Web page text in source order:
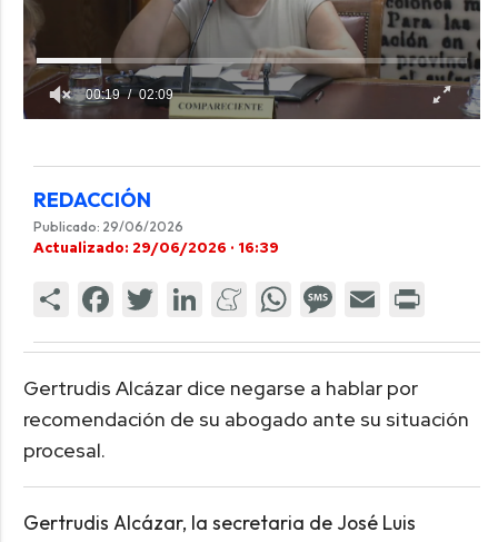
00:19 02:09
REDACCIÓN
Publicado: 29/06/2026
Actualizado: 29/06/2026 · 16:39
Gertrudis Alcázar dice negarse a hablar por
recomendación de su abogado ante su situación
procesal.
Gertrudis Alcázar, la secretaria de José Luis